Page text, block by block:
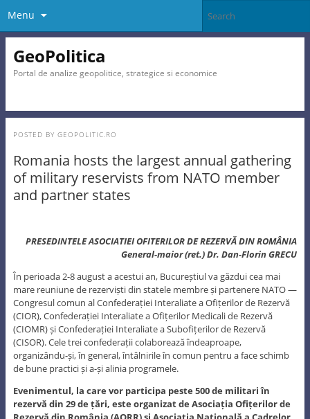
Menu
GeoPolitica
Portal de analize geopolitice, strategice si economice
POSTED BY GEOPOLITIC.RO
Romania hosts the largest annual gathering
of military reservists from NATO member
and partner states
PRESEDINTELE ASOCIATIEI OFITERILOR DE REZERVĂ DIN ROMÂNIA
General-maior (ret.) Dr. Dan-Florin GRECU
În perioada 2-8 august a acestui an, Bucureștiul va găzdui cea mai
mare reuniune de rezerviști din statele membre și partenere NATO —
Congresul comun al Confederației Interaliate a Ofițerilor de Rezervă
(CIOR), Confederației Interaliate a Ofițerilor Medicali de Rezervă
(CIOMR) și Confederației Interaliate a Subofițerilor de Rezervă
(CISOR). Cele trei confederații colaborează îndeaproape,
organizându-și, în general, întâlnirile în comun pentru a face schimb
de bune practici și a-și alinia programele.
Evenimentul, la care vor participa peste 500 de militari în
rezervă din 29 de țări, este organizat de Asociația Ofițerilor de